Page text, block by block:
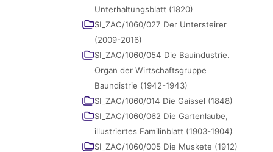
Unterhaltungsblatt (1820)
SI_ZAC/1060/027 Der Untersteirer
(2009-2016)
SI_ZAC/1060/054 Die Bauindustrie.
Organ der Wirtschaftsgruppe
Baundistrie (1942-1943)
SI_ZAC/1060/014 Die Gaissel (1848)
SI_ZAC/1060/062 Die Gartenlaube,
illustriertes Familinblatt (1903-1904)
SI_ZAC/1060/005 Die Muskete (1912)